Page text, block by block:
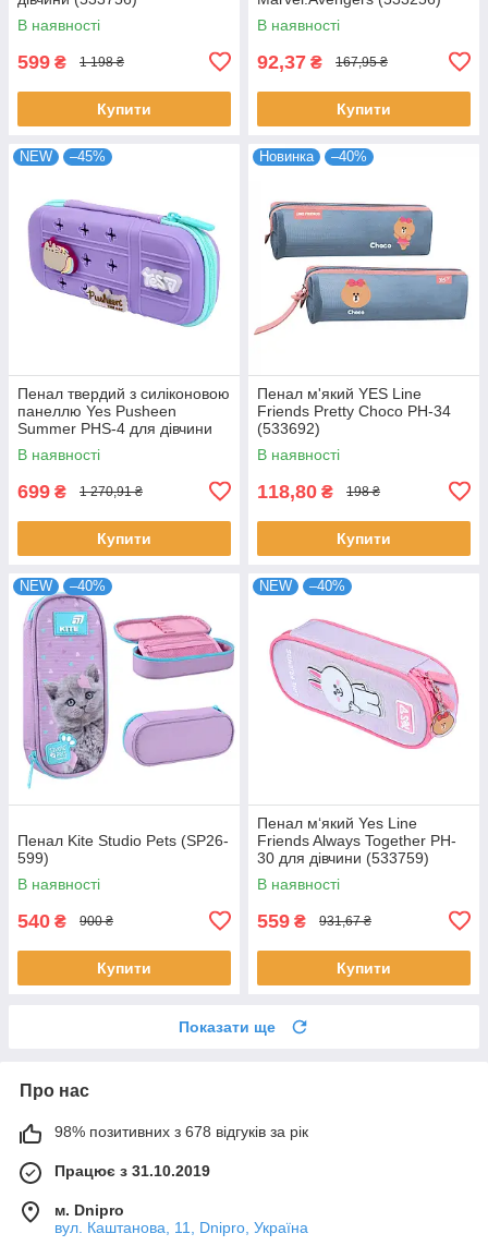
В наявності
599 ₴ 1 198 ₴
Купити
В наявності
92,37 ₴ 167,95 ₴
Купити
NEW –45%
Пенал твердий з силіконовою
панеллю Yes Pusheen
Summer PHS-4 для дівчини
(533838)
В наявності
699 ₴ 1 270,91 ₴
Купити
Новинка –40%
Пенал м'який YES Line
Friends Pretty Choco PH-34
(533692)
В наявності
118,80 ₴ 198 ₴
Купити
NEW –40%
Пенал Kite Studio Pets (SP26-
599)
В наявності
540 ₴ 900 ₴
Купити
NEW –40%
Пенал м‘який Yes Line
Friends Always Together PH-
30 для дівчини (533759)
В наявності
559 ₴ 931,67 ₴
Купити
Показати ще
Про нас
98% позитивних з 678 відгуків за рік
Працює з 31.10.2019
м. Dnipro
вул. Каштанова, 11, Dnipro, Україна